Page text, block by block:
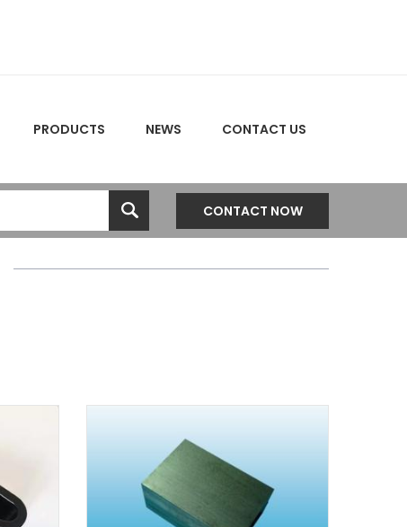
PRODUCTS NEWS CONTACT US
CONTACT NOW